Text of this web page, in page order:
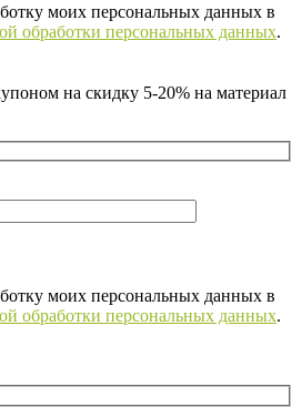
моих персональных данных в
обработки персональных данных.
на скидку 5-20% на материал
моих персональных данных в
обработки персональных данных.